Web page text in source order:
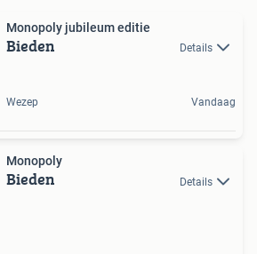
Monopoly jubileum editie
Bieden Details
Wezep Vandaag
Monopoly
Bieden Details